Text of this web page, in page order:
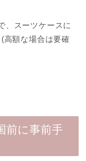
、スーツケースに
高額な場合は要確
前に事前手